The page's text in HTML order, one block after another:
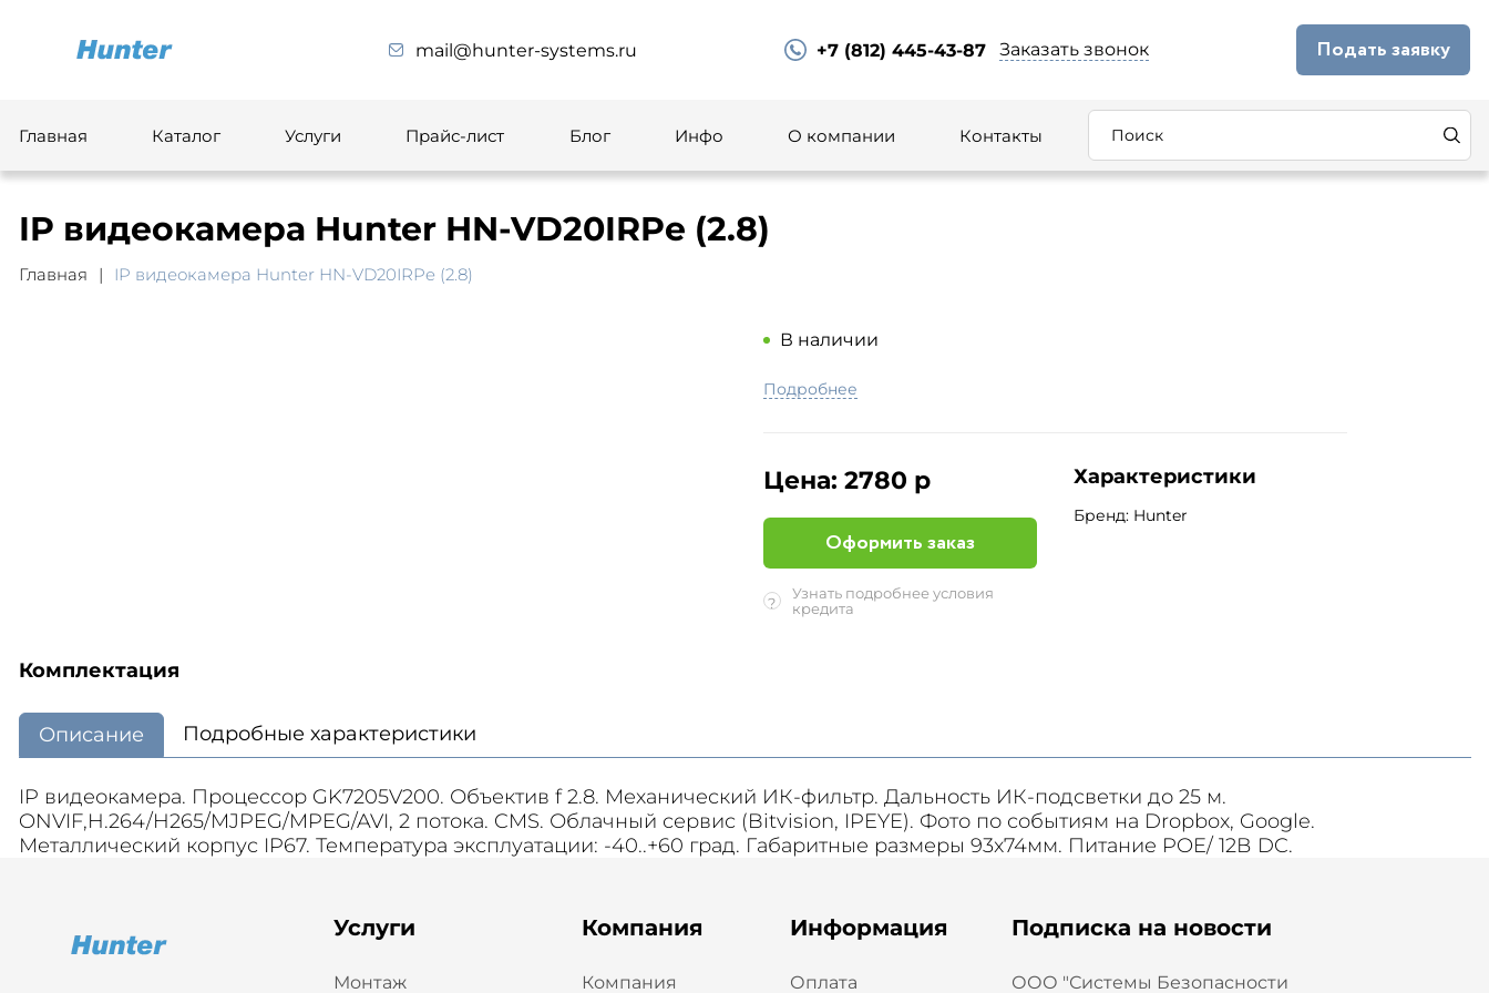
mail@hunter-systems.ru +7 (812) 445-43-87 Заказать звонок Подать заявку
Главная Каталог Услуги Прайс-лист Блог Инфо О компании Контакты
IP видеокамера Hunter HN-VD20IRPe (2.8)
Главная IP видеокамера Hunter HN-VD20IRPe (2.8)
В наличии
Подробнее
Цена: 2780 р
Оформить заказ
?
Узнать подробнее условия
кредита
Характеристики
Бренд: Hunter
Комплектация
Описание Подробные характеристики
IP видеокамера. Процессор GK7205V200. Объектив f 2.8. Механический ИК-фильтр. Дальность ИК-подсветки до 25 м.
ONVIF,H.264/H265/MJPEG/MPEG/AVI, 2 потока. CMS. Облачный сервис (Bitvision, IPEYE). Фото по событиям на Dropbox, Google.
Металлический корпус IP67. Температура эксплуатации: -40..+60 град. Габаритные размеры 93x74мм. Питание POE/ 12В DC.
Услуги
Монтаж
Компания
Компания
Информация
Оплата
Подписка на новости
ООО "Системы Безопасности